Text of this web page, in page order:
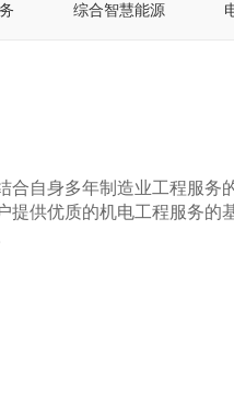
综合智慧能源
合自身多年制造业工程服务
提供优质的机电工程服务的